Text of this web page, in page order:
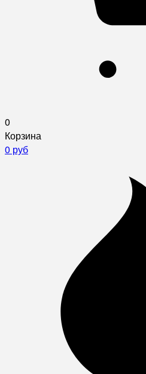
0
Корзина
0 руб